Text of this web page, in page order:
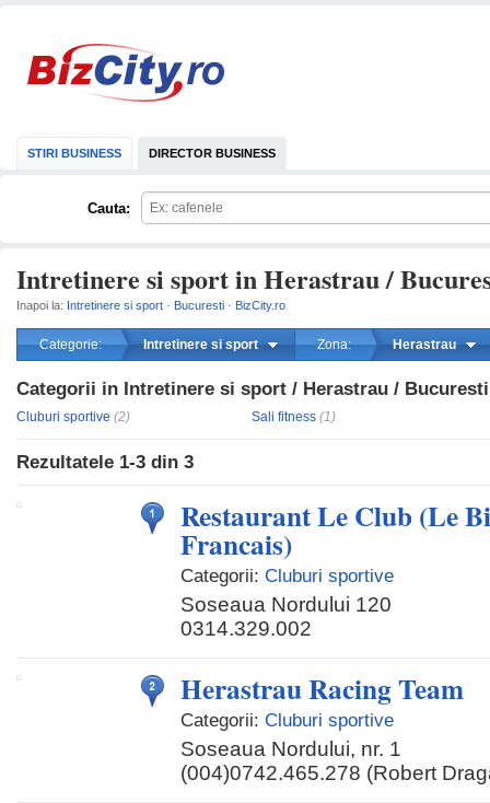
STIRI BUSINESS DIRECTOR BUSINESS
Cauta:
Intretinere si sport in Herastrau /
Inapoi la: Intretinere si sport · Bucuresti · BizCity.ro
Categorie: Intretinere si sport Zona: Herastrau
Categorii in Intretinere si sport / Herastrau /
Cluburi sportive (2) Sali fitness (1)
Rezultatele 1-3 din 3
Restaurant Le Club (Le
Francais)
Categorii: Cluburi sportive
Soseaua Nordului 120
0314.329.002
Herastrau Racing Team
Categorii: Cluburi sportive
Soseaua Nordului, nr. 1
(004)0742.465.278 (Robert
mareste